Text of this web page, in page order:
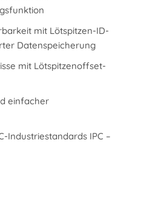
mit Lötspitzen-ID-
Datenspeicherung
mit Lötspitzenoffset-
einfacher
Industriestandards IPC –